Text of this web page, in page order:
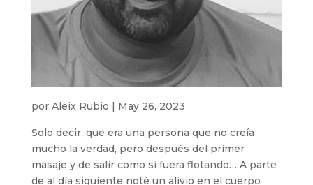
por Aleix Rubio | May 26, 2023
Solo decir, que era una persona que no creía
mucho la verdad, pero después del primer
masaje y de salir como si fuera flotando… A parte
de al día siguiente noté un alivio en el cuerpo